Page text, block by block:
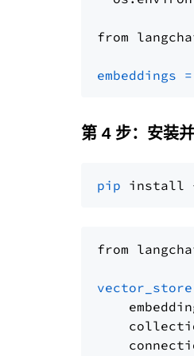
from
embeddings =
第 4 步：安装
pip
from
vector_store